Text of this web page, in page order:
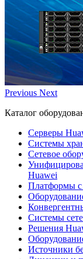
Previous Next
Каталог
Серверы
Системы
Сетевое
Huawei
Платформы с
Системы
Решения
Источники